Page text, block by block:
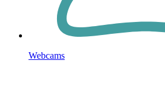
Webcams